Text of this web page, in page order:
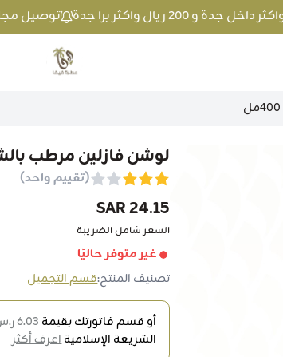
توصيل مجاني عند الطلب
متجر عطارة فيفا
لوشن فازلين مرطب
(تقييم واحد)
24.15 SAR
السعر شامل الضريبة
غير متوفر حاليًا
تصنيف المنتج:قسم التجميل
أو قسم فاتورتك بقيمة 6.03 ر.س
الشريعة الإسلاميةاعرف أكثر